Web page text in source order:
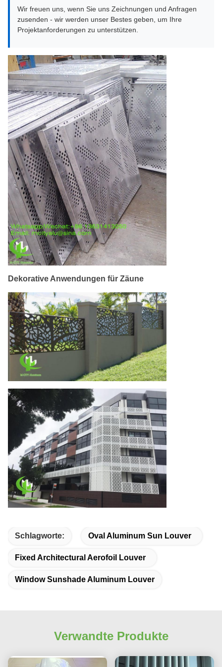
Wir freuen uns, wenn Sie uns Zeichnungen und Anfragen
zusenden - wir werden unser Bestes geben, um Ihre
Projektanforderungen zu unterstützen.
Dekorative Anwendungen für Zäune
Schlagworte: Oval Aluminum Sun Louver
Fixed Architectural Aerofoil Louver
Window Sunshade Aluminum Louver
Verwandte Produkte